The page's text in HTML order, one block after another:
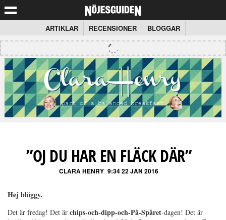
ARTIKLAR RECENSIONER BLOGGAR
”OJ DU HAR EN FLÄCK DÄR”
CLARA HENRY 9:34 22 JAN 2016
Hej blöggy.
Det är fredag! Det är chips-och-dipp-och-På-Spåret-dagen! Det är